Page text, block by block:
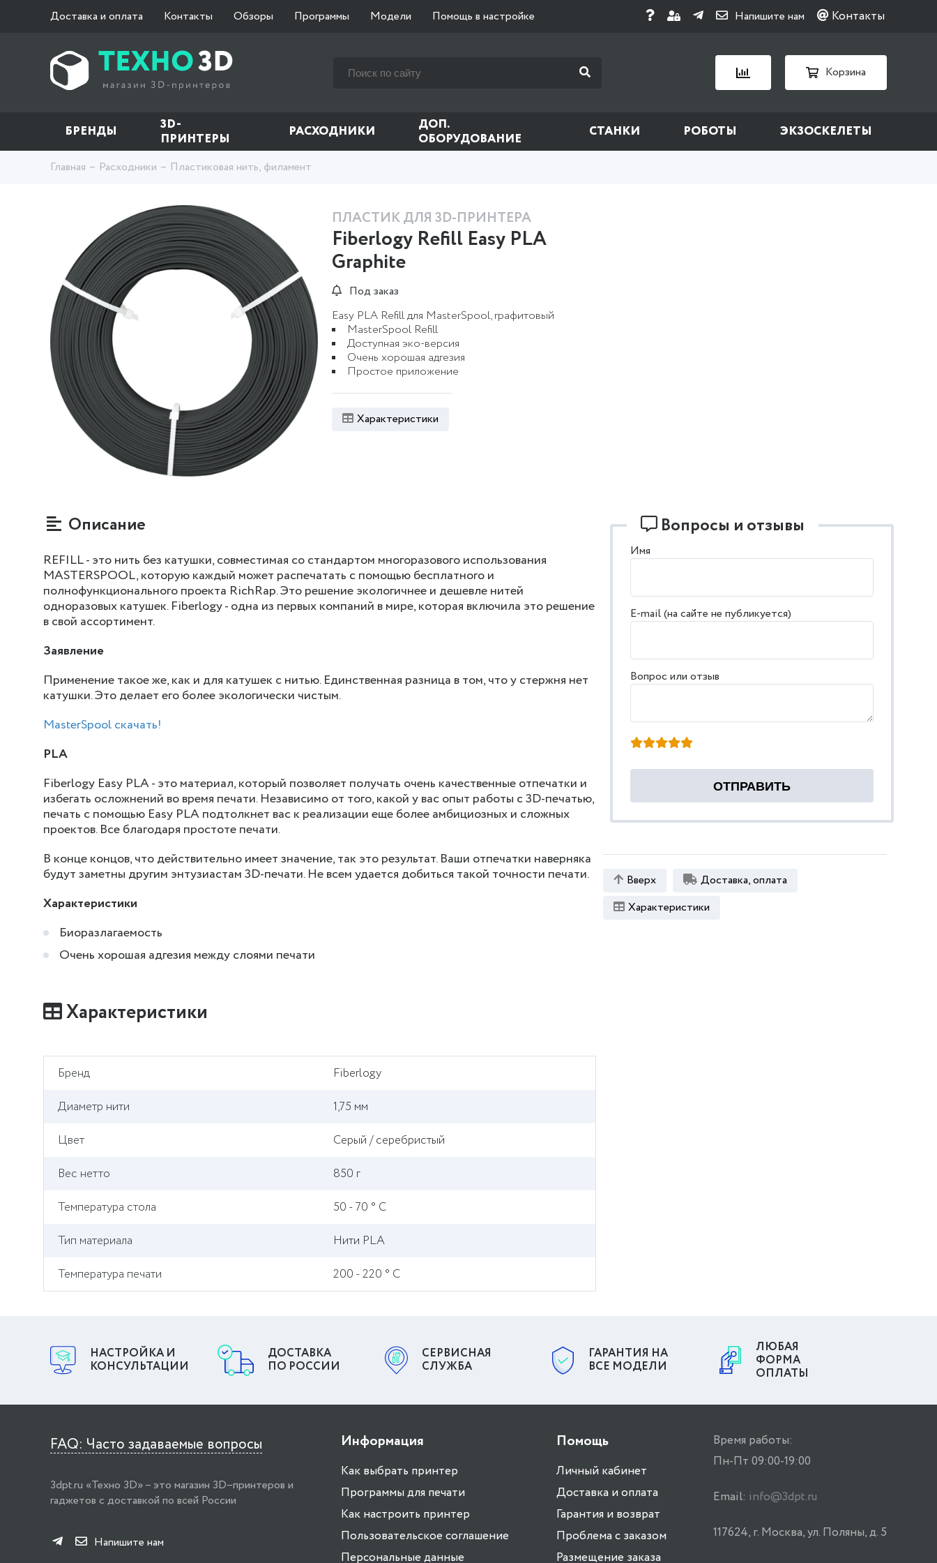
Доставка и оплата Контакты Обзоры Программы Модели Помощь в настройке Напишите нам Контакты
Корзина
БРЕНДЫ
3D-
ПРИНТЕРЫ
РАСХОДНИКИ
ДОП.
ОБОРУДОВАНИЕ
СТАНКИ РОБОТЫ ЭКЗОСКЕЛЕТЫ
Главная Расходники Пластиковая нить, филамент
ПЛАСТИК ДЛЯ 3D-ПРИНТЕРА
Fiberlogy Refill Easy PLA
Graphite
Под заказ
Easy PLA Refill для MasterSpool, графитовый
MasterSpool Refill
Доступная эко-версия
Очень хорошая адгезия
Простое приложение
Характеристики
Описание
REFILL - это нить без катушки, совместимая со стандартом многоразового использования
MASTERSPOOL, которую каждый может распечатать с помощью бесплатного и
полнофункционального проекта RichRap. Это решение экологичнее и дешевле нитей
одноразовых катушек. Fiberlogy - одна из первых компаний в мире, которая включила это решение
в свой ассортимент.
Заявление
Применение такое же, как и для катушек с нитью. Единственная разница в том, что у стержня нет
катушки. Это делает его более экологически чистым.
MasterSpool скачать!
PLA
Fiberlogy Easy PLA - это материал, который позволяет получать очень качественные отпечатки и
избегать осложнений во время печати. Независимо от того, какой у вас опыт работы с 3D-печатью,
печать с помощью Easy PLA подтолкнет вас к реализации еще более амбициозных и сложных
проектов. Все благодаря простоте печати.
В конце концов, что действительно имеет значение, так это результат. Ваши отпечатки наверняка
будут заметны другим энтузиастам 3D-печати. Не всем удается добиться такой точности печати.
Характеристики
Биоразлагаемость
Очень хорошая адгезия между слоями печати
Характеристики
Бренд
Fiberlogy
Диаметр нити
1,75 мм
Цвет
Серый / серебристый
Вес нетто
850 г
Температура стола
50 - 70 ° С
Тип материала
Нити PLA
Температура печати
200 - 220 ° С
Вопросы и отзывы
Имя
E-mail (на сайте не публикуется)
Вопрос или отзыв
Вверх
Доставка, оплата
Характеристики
НАСТРОЙКА И
КОНСУЛЬТАЦИИ
ДОСТАВКА
ПО РОССИИ
СЕРВИСНАЯ
СЛУЖБА
ГАРАНТИЯ НА
ВСЕ МОДЕЛИ
ЛЮБАЯ
ФОРМА
ОПЛАТЫ
FAQ: Часто задаваемые вопросы
3dpt.ru «Техно 3D» – это магазин 3D–принтеров и
гаджетов с доставкой по всей России
Напишите нам
Информация
Как выбрать принтер
Программы для печати
Как настроить принтер
Пользовательское соглашение
Персональные данные
Помощь
Личный кабинет
Доставка и оплата
Гарантия и возврат
Проблема с заказом
Размещение заказа
Время работы:
Пн-Пт 09:00-19:00
Email: info@3dpt.ru
117624, г. Москва, ул. Поляны, д. 5